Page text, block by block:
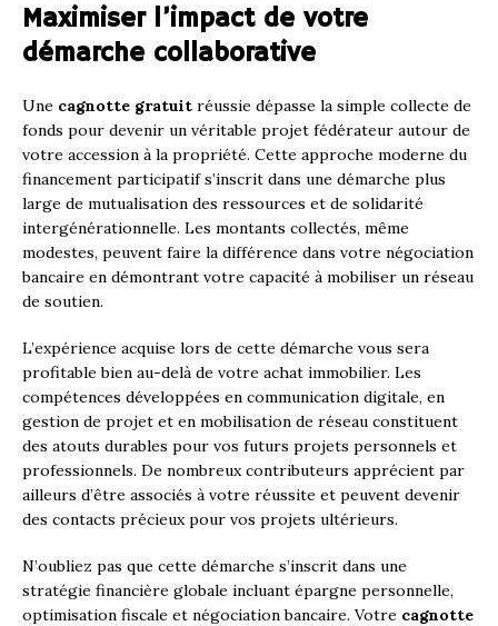
Maximiser l’impact de votre
démarche collaborative
Une cagnotte gratuit réussie dépasse la simple collecte de
fonds pour devenir un véritable projet fédérateur autour de
votre accession à la propriété. Cette approche moderne du
financement participatif s’inscrit dans une démarche plus
large de mutualisation des ressources et de solidarité
intergénérationnelle. Les montants collectés, même
modestes, peuvent faire la différence dans votre négociation
bancaire en démontrant votre capacité à mobiliser un réseau
de soutien.
L’expérience acquise lors de cette démarche vous sera
profitable bien au-delà de votre achat immobilier. Les
compétences développées en communication digitale, en
gestion de projet et en mobilisation de réseau constituent
des atouts durables pour vos futurs projets personnels et
professionnels. De nombreux contributeurs apprécient par
ailleurs d’être associés à votre réussite et peuvent devenir
des contacts précieux pour vos projets ultérieurs.
N’oubliez pas que cette démarche s’inscrit dans une
stratégie financière globale incluant épargne personnelle,
optimisation fiscale et négociation bancaire. Votre cagnotte